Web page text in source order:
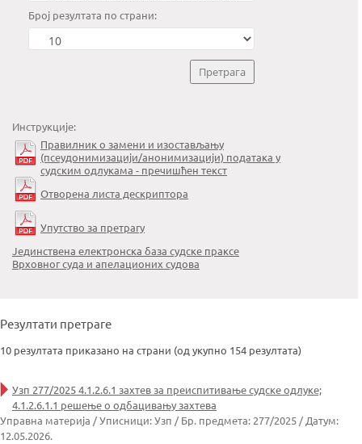
Број резултата по страни:
Инструкције:
Правилник о замени и изостављању
(псеудонимизацији/анонимизацији) података у
судским одлукама - пречишћен текст
Отворена листа дескриптора
Упутство за претрагу
Јединствена електронска база судске праксе
Врховног суда и апелационих судова
Резултати претраге
10 резултата приказано на страни (од укупно 154 резултата)
Узп 277/2025 4.1.2.6.1 захтев за преиспитивање судске одлуке;
4.1.2.6.1.1 решење о одбацивању захтева
Управна материја / Уписници: Узп / Бр. предмета: 277/2025 / Датум:
12.05.2026.